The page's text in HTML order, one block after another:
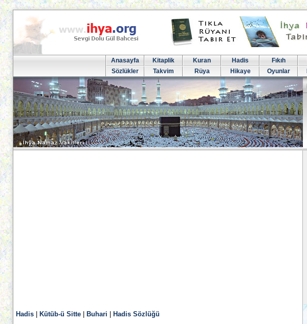
Anasayfa Kitaplik Kuran Hadis Fıkıh
Sözlükler
Takvim Rüya Hikaye Oyunlar
Hadis Kütüb-ü Sitte Buhari Hadis Sözlüğü